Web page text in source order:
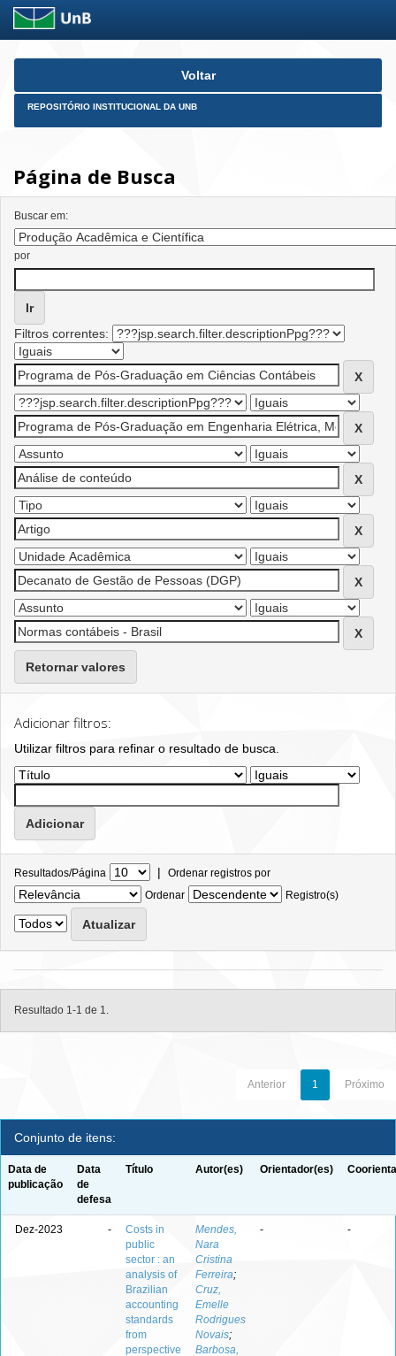
Skip
Voltar
REPOSITÓRIO INSTITUCIONAL DA UNB
Página de Busca
Buscar em:
por
Filtros correntes:
Retornar valores
Adicionar filtros:
Utilizar filtros para refinar o resultado de busca.
Resultados/Página | Ordenar registros por
Ordenar
Registro(s)
Resultado 1-1 de 1.
Anterior 1 Próximo
Conjunto de itens:
Data de
publicação
Data
de
defesa
Título Autor(es) Orientador(es)
Dez-2023 -
Costs in
public
sector : an
analysis of
Brazilian
accounting
standards
from
perspective
Mendes,
Nara
Cristina
Ferreira;
Cruz,
Emelle
Rodrigues
Novais;
Barbosa,
- -